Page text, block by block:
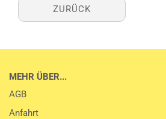
ZURÜCK
MEHR ÜBER...
AGB
Anfahrt